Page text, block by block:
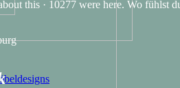
this · 10277 were here. Wo